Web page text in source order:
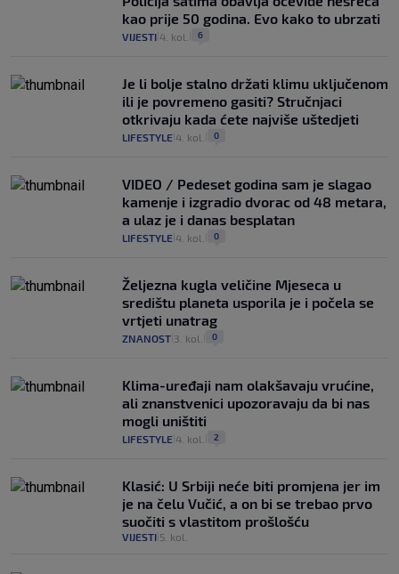
kao prije 50 godina. Evo kako to ubrzati
VIJESTI 4. kol. 6
Je li bolje stalno držati klimu uključenom
ili je povremeno gasiti? Stručnjaci
otkrivaju kada ćete najviše uštedjeti
LIFESTYLE 4. kol. 0
VIDEO / Pedeset godina sam je slagao
kamenje i izgradio dvorac od 48 metara,
a ulaz je i danas besplatan
LIFESTYLE 4. kol. 0
Željezna kugla veličine Mjeseca u
središtu planeta usporila je i počela se
vrtjeti unatrag
ZNANOST 3. kol. 0
Klima-uređaji nam olakšavaju vrućine,
ali znanstvenici upozoravaju da bi nas
mogli uništiti
LIFESTYLE 4. kol. 2
Klasić: U Srbiji neće biti promjena jer im
je na čelu Vučić, a on bi se trebao prvo
suočiti s vlastitom prošlošću
VIJESTI 5. kol.